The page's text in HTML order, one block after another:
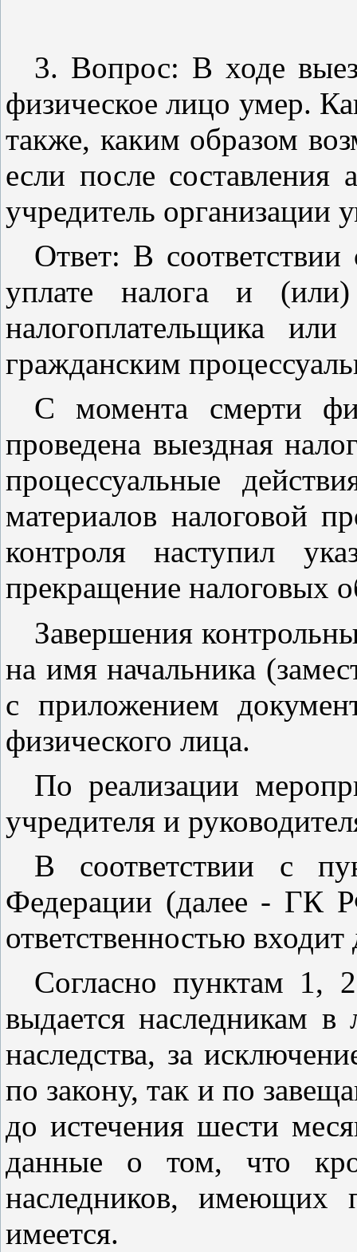
3. Вопрос: В ходе
физическое лицо умер.
также, каким образом
если после составления
учредитель организации
Ответ: В
уплате налога и
налогоплательщика
гражданским
С момента смерти
проведена выездная
процессуальные
материалов налоговой
контроля наступил
прекращение налоговых
Завершения
на имя начальника
с приложением
физического лица.
По реализации
учредителя и
В соответствии с
Федерации (далее - ГК
ответственностью
Согласнопунктам 1,
выдается наследникам
наследства, за
по закону, так и по
до истечения шести
данные о том, что
наследников, имеющих
имеется.